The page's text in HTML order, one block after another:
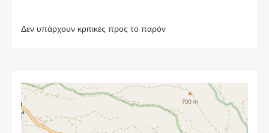
Δεν υπάρχουν κριτικές προς το παρόν